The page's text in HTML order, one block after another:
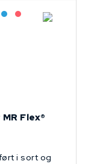
Grossist
Lagerført: NEK Kabel
Bestilling: 2-3 uker
På forespørsel
Flex®
i sort og